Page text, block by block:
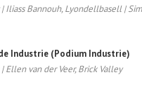
Iliass Bannouh, Lyondellbasell |
Industrie (Podium Industrie)
Ellen van der Veer, Brick Valley